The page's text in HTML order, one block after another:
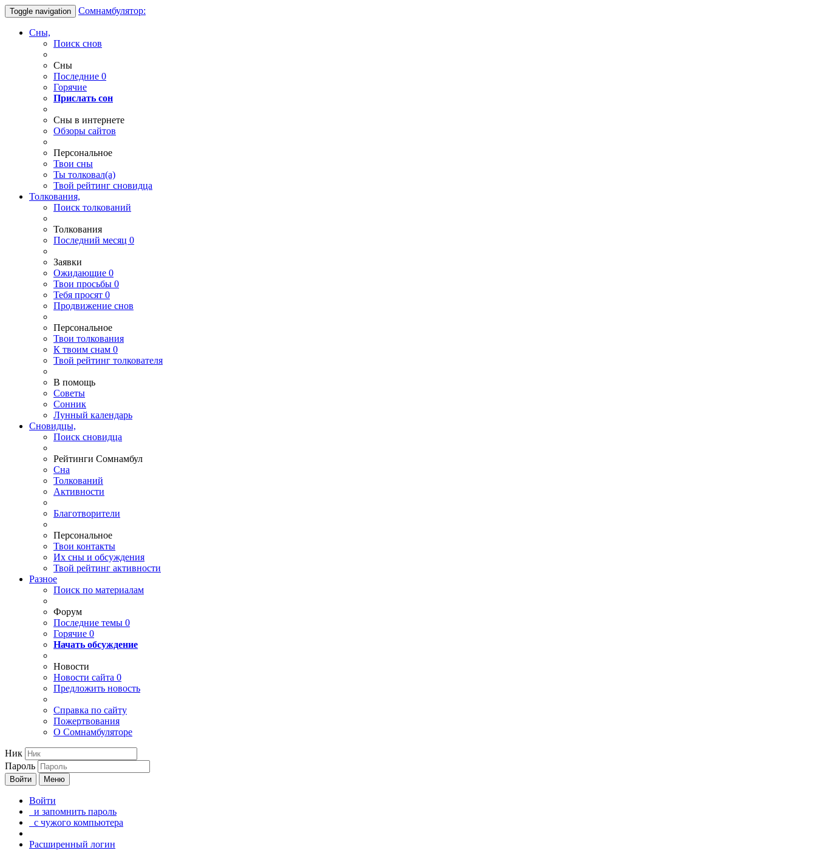
Toggle navigation Сомнамбулятор:
Сны,
Поиск снов
Сны
Последние 0
Горячие
Прислать сон
Сны в интернете
Обзоры сайтов
Персональное
Твои сны
Ты толковал(а)
Твой рейтинг сновидца
Толкования,
Поиск толкований
Толкования
Последний месяц 0
Заявки
Ожидающие 0
Твои просьбы 0
Тебя просят 0
Продвижение снов
Персональное
Твои толкования
К твоим снам 0
Твой рейтинг толкователя
В помощь
Советы
Сонник
Лунный календарь
Сновидцы,
Поиск сновидца
Рейтинги Сомнамбул
Сна
Толкований
Активности
Благотворители
Персональное
Твои контакты
Их сны и обсуждения
Твой рейтинг активности
Разное
Поиск по материалам
Форум
Последние темы 0
Горячие 0
Начать обсуждение
Новости
Новости сайта 0
Предложить новость
Справка по сайту
Пожертвования
О Сомнамбуляторе
Ник
Пароль
Войти Меню
Войти
и запомнить пароль
с чужого компьютера
Расширенный логин